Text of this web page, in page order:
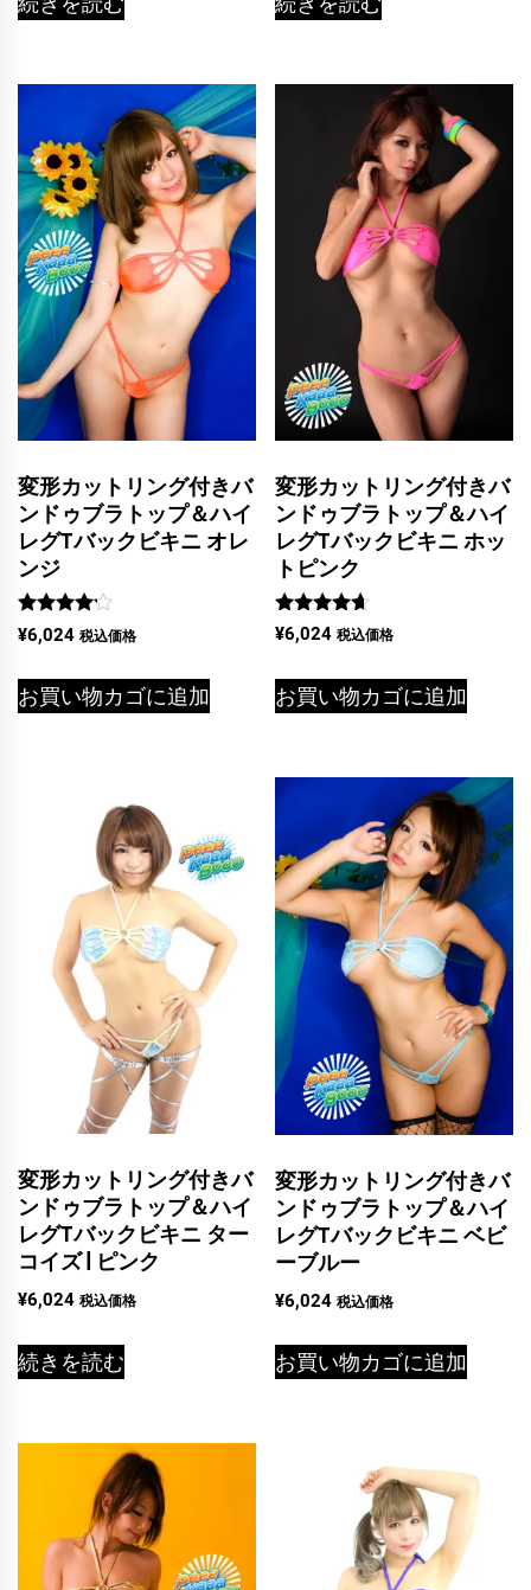
変形カットリング付きバ
ンドゥブラトップ＆ハイ
レグTバックビキニ オレ
ンジ
5段階中
4.00
¥6,024 税込価格
お買い物カゴに追加
変形カットリング付きバ
ンドゥブラトップ＆ハイ
レグTバックビキニ ホッ
トピンク
5段階中
4.50
¥6,024 税込価格
お買い物カゴに追加
変形カットリング付きバ
ンドゥブラトップ＆ハイ
レグTバックビキニ ター
コイズ | ピンク
¥6,024 税込価格
続きを読む
変形カットリング付きバ
ンドゥブラトップ＆ハイ
レグTバックビキニ ベビ
ーブルー
¥6,024 税込価格
お買い物カゴに追加